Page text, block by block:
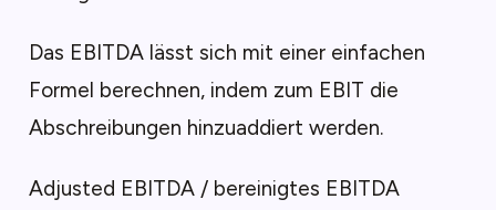
Das EBITDA lässt sich mit einer einfachen
Formel berechnen, indem zum EBIT die
Abschreibungen hinzuaddiert werden.
Adjusted EBITDA / bereinigtes EBITDA